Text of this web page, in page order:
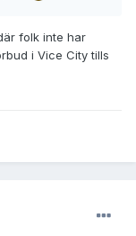
folk inte har
i Vice City tills